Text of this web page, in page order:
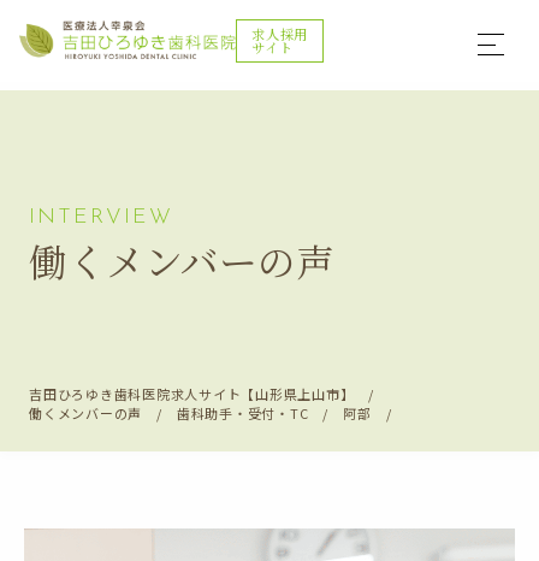
求人採用
サイト
INTERVIEW
働くメンバーの声
吉田ひろゆき歯科医院求人サイト【山形県上山市】
働くメンバーの声
歯科助手・受付・TC 阿部